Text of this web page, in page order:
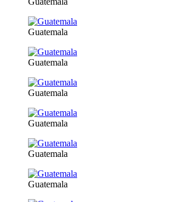
Guatemala
Guatemala
Guatemala
Guatemala
Guatemala
Guatemala